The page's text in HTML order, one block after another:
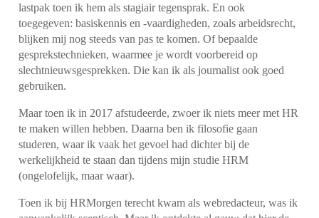
lastpak toen ik hem als stagiair tegensprak. En ook
toegegeven: basiskennis en -vaardigheden, zoals arbeidsrecht,
blijken mij nog steeds van pas te komen. Of bepaalde
gesprekstechnieken, waarmee je wordt voorbereid op
slechtnieuwsgesprekken. Die kan ik als journalist ook goed
gebruiken.
Maar toen ik in 2017 afstudeerde, zwoer ik niets meer met HR
te maken willen hebben. Daarna ben ik filosofie gaan
studeren, waar ik vaak het gevoel had dichter bij de
werkelijkheid te staan dan tijdens mijn studie HRM
(ongelofelijk, maar waar).
Toen ik bij HRMorgen terecht kwam als webredacteur, was ik